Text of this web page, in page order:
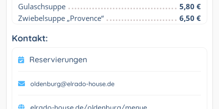
Gulaschsuppe
5,80 €
Zwiebelsuppe „Provence“
6,50 €
Kontakt:
Reservierungen
oldenburg@elrado-house.de